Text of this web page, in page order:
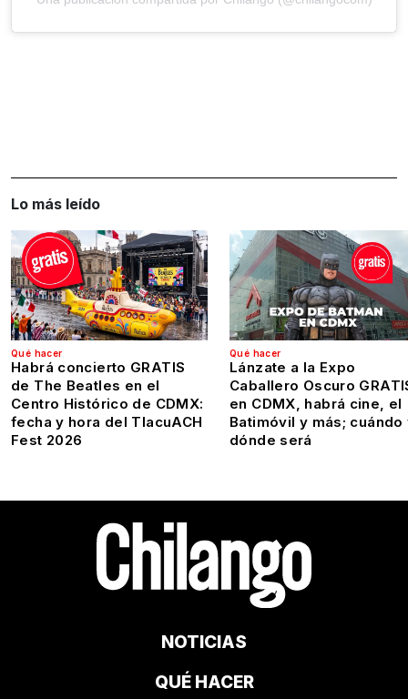
Lo más leído
Qué hacer
Habrá concierto GRATIS
de The Beatles en el
Centro Histórico de CDMX:
fecha y hora del TlacuACH
Fest 2026
Qué hacer
Lánzate a la Expo
Caballero Oscuro
en CDMX, habrá cine, el
Batimóvil y más; cuándo
dónde será
NOTICIAS
QUÉ HACER